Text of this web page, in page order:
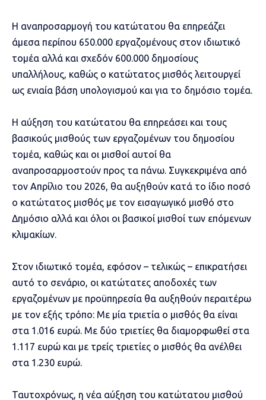
Η αναπροσαρμογή του κατώτατου θα επηρεάζει
άμεσα περίπου 650.000 εργαζομένους στον ιδιωτικό
τομέα αλλά και σχεδόν 600.000 δημοσίους
υπαλλήλους, καθώς ο κατώτατος μισθός λειτουργεί
ως ενιαία βάση υπολογισμού και για το δημόσιο τομέα.
Η αύξηση του κατώτατου θα επηρεάσει και τους
βασικούς μισθούς των εργαζομένων του δημοσίου
τομέα, καθώς και οι μισθοί αυτοί θα
αναπροσαρμοστούν προς τα πάνω. Συγκεκριμένα από
τον Απρίλιο του 2026, θα αυξηθούν κατά το ίδιο ποσό
ο κατώτατος μισθός με τον εισαγωγικό μισθό στο
Δημόσιο αλλά και όλοι οι βασικοί μισθοί των επόμενων
κλιμακίων.
Στον ιδιωτικό τομέα, εφόσον – τελικώς – επικρατήσει
αυτό το σενάριο, οι κατώτατες αποδοχές των
εργαζομένων με προϋπηρεσία θα αυξηθούν περαιτέρω
με τον εξής τρόπο: Με μία τριετία ο μισθός θα είναι
στα 1.016 ευρώ. Με δύο τριετίες θα διαμορφωθεί στα
1.117 ευρώ και με τρείς τριετίες ο μισθός θα ανέλθει
στα 1.230 ευρώ.
Ταυτοχρόνως, η νέα αύξηση του κατώτατου μισθού